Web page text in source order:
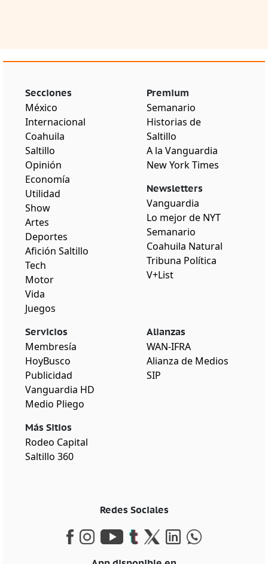
Secciones
México
Internacional
Coahuila
Saltillo
Opinión
Economía
Utilidad
Show
Artes
Deportes
Afición Saltillo
Tech
Motor
Vida
Juegos
Premium
Semanario
Historias de
Saltillo
A la Vanguardia
New York Times
Newsletters
Vanguardia
Lo mejor de NYT
Semanario
Coahuila Natural
Tribuna Política
V+List
Servicios
Membresía
HoyBusco
Publicidad
Vanguardia HD
Medio Pliego
Más Sitios
Rodeo Capital
Saltillo 360
Alianzas
WAN-IFRA
Alianza de Medios
SIP
Redes Sociales